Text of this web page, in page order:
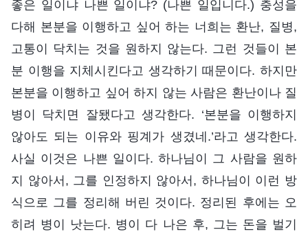
좋은 일이냐 나쁜 일이냐? (나쁜 일입니다.) 충성을
다해 본분을 이행하고 싶어 하는 너희는 환난, 질병,
고통이 닥치는 것을 원하지 않는다. 그런 것들이 본
분 이행을 지체시킨다고 생각하기 때문이다. 하지만
본분을 이행하고 싶어 하지 않는 사람은 환난이나 질
병이 닥치면 잘됐다고 생각한다. ‘본분을 이행하지
않아도 되는 이유와 핑계가 생겼네.’라고 생각한다.
사실 이것은 나쁜 일이다. 하나님이 그 사람을 원하
지 않아서, 그를 인정하지 않아서, 하나님이 이런 방
식으로 그를 정리해 버린 것이다. 정리된 후에는 오
히려 병이 낫는다. 병이 다 나은 후, 그는 돈을 벌기